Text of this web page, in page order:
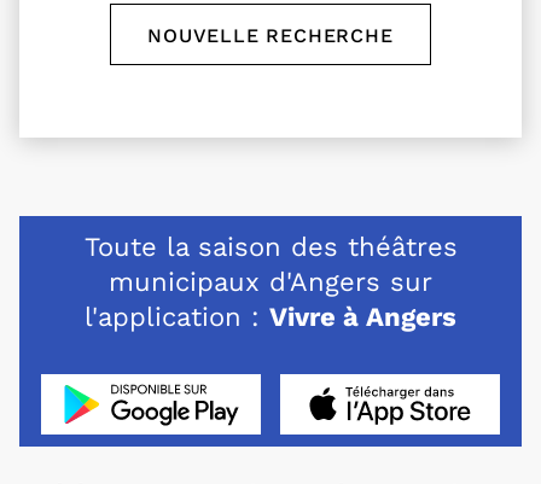
NOUVELLE RECHERCHE
RÉINITIALISER LE
Toute la saison des théâtres
municipaux d'Angers sur
l'application : Vivre à Angers
L'application "Vivre à Angers" -
, Ouvre une nouvelle
L'application